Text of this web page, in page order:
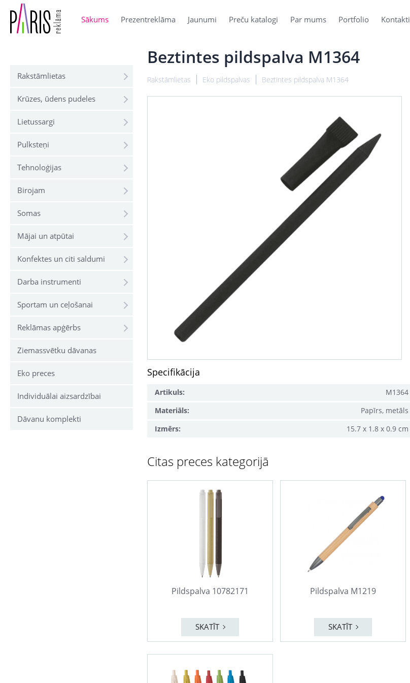
Sākums Prezentreklāma Jaunumi Preču katalogi Par mums Portfolio Kontakti
Rakstāmlietas
Krūzes, ūdens pudeles
Lietussargi
Pulksteņi
Tehnoloģijas
Birojam
Somas
Mājai un atpūtai
Konfektes un citi saldumi
Darba instrumenti
Sportam un ceļošanai
Reklāmas apģērbs
Ziemassvētku dāvanas
Eko preces
Individuālai aizsardzībai
Dāvanu komplekti
Beztintes pildspalva M1364
Rakstāmlietas Eko pildspalvas Beztintes pildspalva M1364
Specifikācija
Artikuls:
M1364
Materiāls:
Papīrs, metāls
Izmērs:
15.7 x 1.8 x 0.9 cm
Citas preces kategorijā
Pildspalva 10782171
SKATĪT
Pildspalva M1219
SKATĪT